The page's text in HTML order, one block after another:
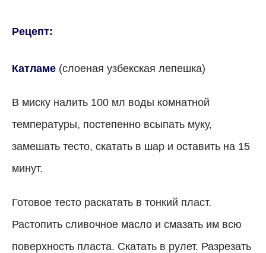
Рецепт:
Катламе (слоеная узбекская лепешка)
В миску налить 100 мл воды комнатной
температуры, постепенно всыпать муку,
замешать тесто, скатать в шар и оставить на 15
минут.
Готовое тесто раскатать в тонкий пласт.
Растопить сливочное масло и смазать им всю
поверхность пласта. Скатать в рулет. Разрезать